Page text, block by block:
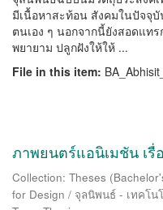
มีเนื้อหาสะท้อน สังคมในปัจจุ
ตนเอง ๆ นอกจากนี้ยังสอดแท
พยายาม ปลูกฝังให้ให้ ...
File in this item:
ภาพยนตร์แอนิเมชัน เรื่
Collection: Theses
for Design / จุลนิพนธ์ - เทคโน